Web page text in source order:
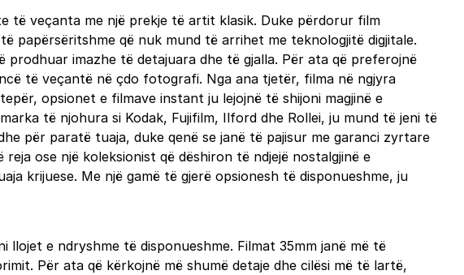
të veçanta me një prekje të artit klasik. Duke përdorur film
papërsëritshme që nuk mund të arrihet me teknologjitë digjitale.
imazhe të detajuara dhe të gjalla. Për ata që preferojnë
të veçantë në çdo fotografi. Nga ana tjetër, filma në ngjyra
opsionet e filmave instant ju lejojnë të shijoni magjinë e
të njohura si Kodak, Fujifilm, Ilford dhe Rollei, ju mund të jeni të
për paratë tuaja, duke qenë se janë të pajisur me garanci zyrtare
ose një koleksionist që dëshiron të ndjejë nostalgjinë e
krijuese. Me një gamë të gjerë opsionesh të disponueshme, ju
e ndryshme të disponueshme. Filmat 35mm janë më të
Për ata që kërkojnë më shumë detaje dhe cilësi më të lartë,